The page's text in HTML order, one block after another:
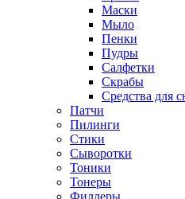
Маски
Мыло
Пенки
Пудры
Салфетки
Скрабы
Средства для
Патчи
Пилинги
Стики
Сыворотки
Тоники
Тонеры